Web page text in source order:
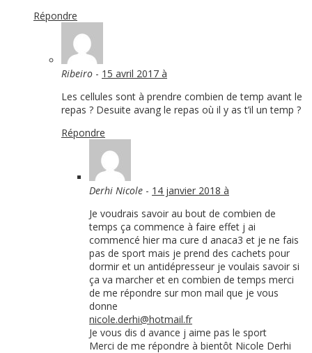
Répondre
Ribeiro - 15 avril 2017 à
Les cellules sont à prendre combien de temp avant le
repas ? Desuite avang le repas où il y as t’il un temp ?
Répondre
Derhi Nicole - 14 janvier 2018 à
Je voudrais savoir au bout de combien de
temps ça commence à faire effet j ai
commencé hier ma cure d anaca3 et je ne fais
pas de sport mais je prend des cachets pour
dormir et un antidépresseur je voulais savoir si
ça va marcher et en combien de temps merci
de me répondre sur mon mail que je vous
donne
nicole.derhi@hotmail.fr
Je vous dis d avance j aime pas le sport
Merci de me répondre à bientôt Nicole Derhi